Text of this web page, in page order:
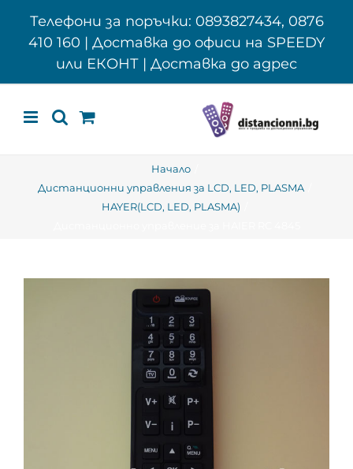
Телефони за поръчки: 0893827434, 0876
410 160 | Доставка до офиси на SPEEDY
или ЕКОНТ | Доставка до адрес
Начало
Дистанционни управления за LCD, LED, PLASMA
HAYER(LCD, LED, PLASMA)